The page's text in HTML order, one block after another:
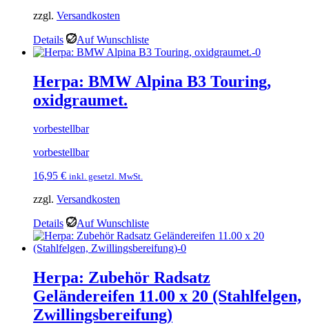
zzgl. Versandkosten
Details Auf Wunschliste
Herpa: BMW Alpina B3 Touring,
oxidgraumet.
vorbestellbar
vorbestellbar
16,95 € inkl. gesetzl. MwSt.
zzgl. Versandkosten
Details Auf Wunschliste
Herpa: Zubehör Radsatz
Geländereifen 11.00 x 20 (Stahlfelgen,
Zwillingsbereifung)